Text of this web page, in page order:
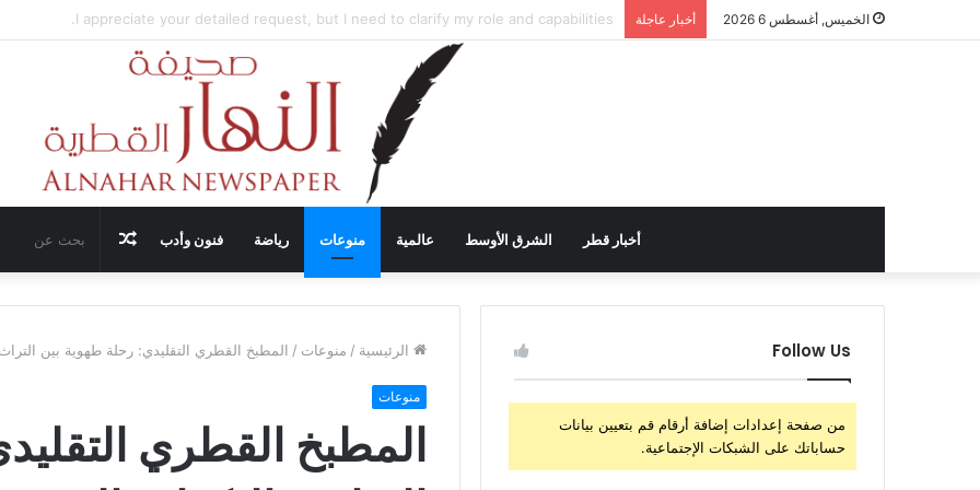
الخميس, أغسطس 6 2026 أخبار عاجلة الولايات المتحدة تستضيف محادثات وقف إطلاق النار في غزة مع قطر وتركيا ومصر
أخبار قطر الشرق الأوسط عالمية منوعات رياضة فنون وأدب مقال
عشوائي
الرئيسية / منوعات / المطبخ القطري التقليدي: رحلة طهوية بين
منوعات
المطبخ القطري
Follow Us
من صفحة إعدادات إضافة أرقام قم بتعيين بيانات
حساباتك على الشبكات الإجتماعية.